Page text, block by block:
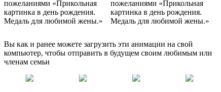
Вы как и ранее можете загрузить эти анимации на свой
компьютер, чтобы отправить в будущем своим любимым или
членам семьи